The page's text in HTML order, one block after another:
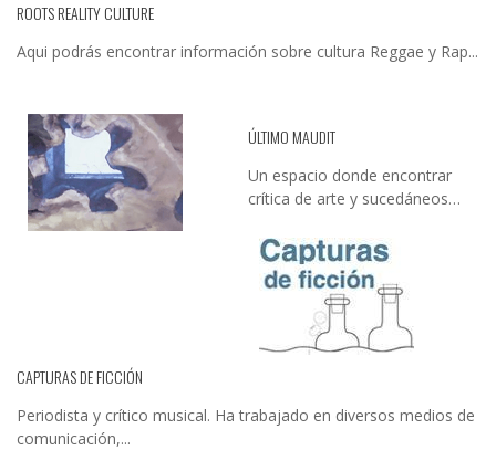
ROOTS REALITY CULTURE
Aqui podrás encontrar información sobre cultura Reggae y Rap...
ÚLTIMO MAUDIT
Un espacio donde encontrar
crítica de arte y sucedáneos…
CAPTURAS DE FICCIÓN
Periodista y crítico musical. Ha trabajado en diversos medios de
comunicación,...